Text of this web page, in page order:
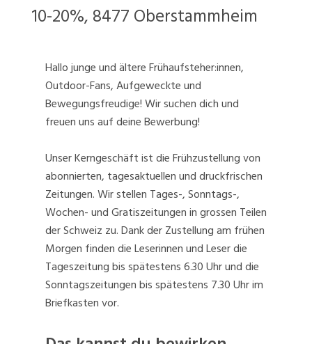
10-20%, 8477 Oberstammheim
Hallo junge und ältere Frühaufsteher:innen,
Outdoor-Fans, Aufgeweckte und
Bewegungsfreudige! Wir suchen dich und
freuen uns auf deine Bewerbung!
Unser Kerngeschäft ist die Frühzustellung von
abonnierten, tagesaktuellen und druckfrischen
Zeitungen. Wir stellen Tages-, Sonntags-,
Wochen- und Gratiszeitungen in grossen Teilen
der Schweiz zu. Dank der Zustellung am frühen
Morgen finden die Leserinnen und Leser die
Tageszeitung bis spätestens 6.30 Uhr und die
Sonntagszeitungen bis spätestens 7.30 Uhr im
Briefkasten vor.